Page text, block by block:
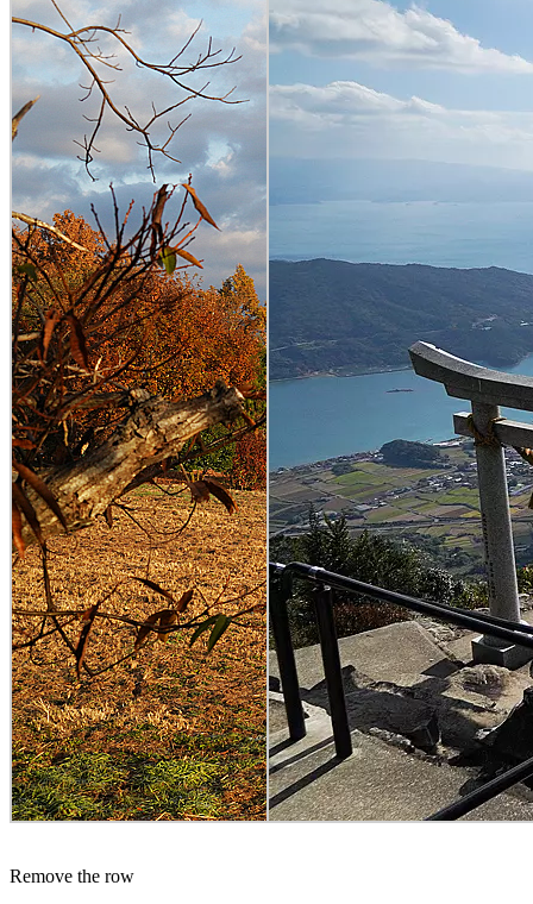
Remove the row